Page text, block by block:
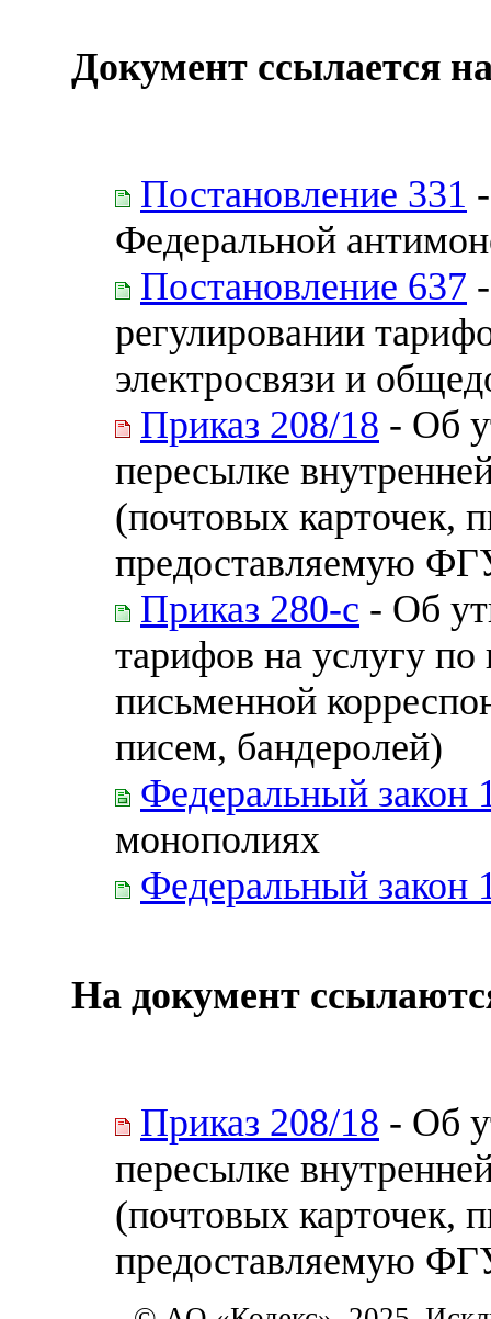
Документ ссылается
Постановление 331
Федеральной
Постановление 637
регулировании
электросвязи и
Приказ 208/18 - Об
пересылке
(почтовых карточек,
предоставляемую
Приказ 280-с - Об
тарифов на услугу
письменной
писем, бандеролей)
Федеральный закон
монополиях
Федеральный закон
На документ
Приказ 208/18 - Об
пересылке
(почтовых карточек,
предоставляемую